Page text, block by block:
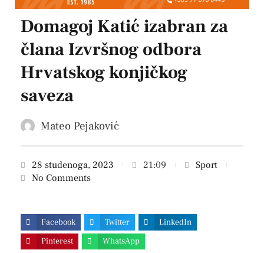
Domagoj Katić izabran za
člana Izvršnog odbora
Hrvatskog konjičkog
saveza
Mateo Pejaković
28 studenoga, 2023 21:09
Sport
No Comments
Facebook Twitter
LinkedIn
Pinterest
WhatsApp